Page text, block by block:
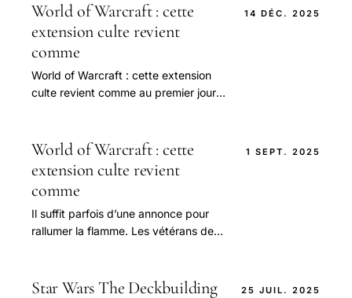
World of Warcraft : cette
extension culte revient
comme
World of Warcraft : cette extension
culte revient comme au premier jour
14 DÉC. 2025
World of Warcraft : cette
extension culte revient
comme
Il suffit parfois d’une annonce pour
rallumer la flamme. Les vétérans de
nouveau.
1 SEPT. 2025
Star Wars The Deckbuilding 25 JUIL. 2025